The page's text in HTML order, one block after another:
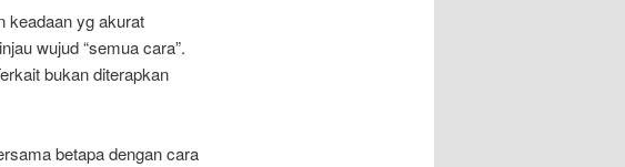
keadaan yg akurat
wujud “semua cara”.
bukan diterapkan
betapa dengan cara